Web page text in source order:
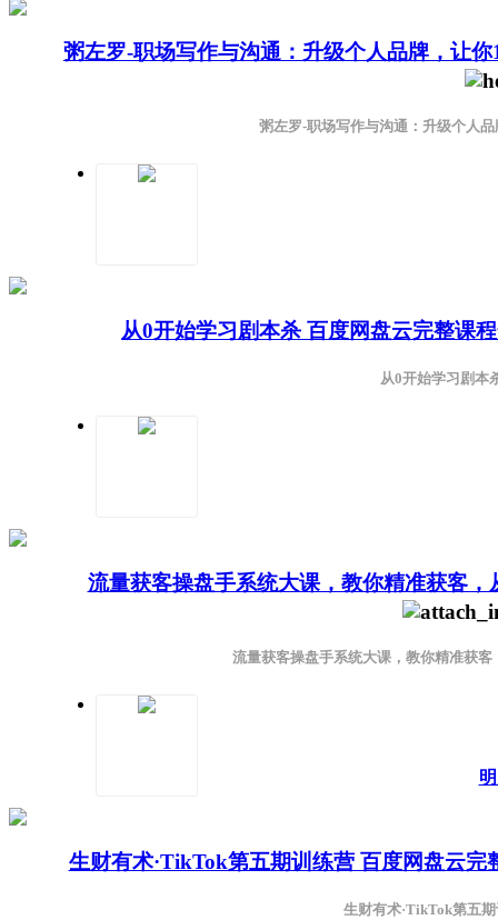
粥左罗-职场写作与沟通：升级个人品牌，让
粥左罗-职场写作与沟通：升级个人
从0开始学习剧本杀 百度网盘云完整课
从0开始学习剧本
流量获客操盘手系统大课，教你精准获客
流量获客操盘手系统大课，教你精准获
生财有术·TikTok第五期训练营 百度网盘云完
生财有术·TikTok第五